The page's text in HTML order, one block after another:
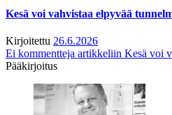
Kesä voi vahvistaa elpyvää
Kirjoitettu 26.6.2026
Ei kommentteja artikkeliin Kesä voi
Pääkirjoitus